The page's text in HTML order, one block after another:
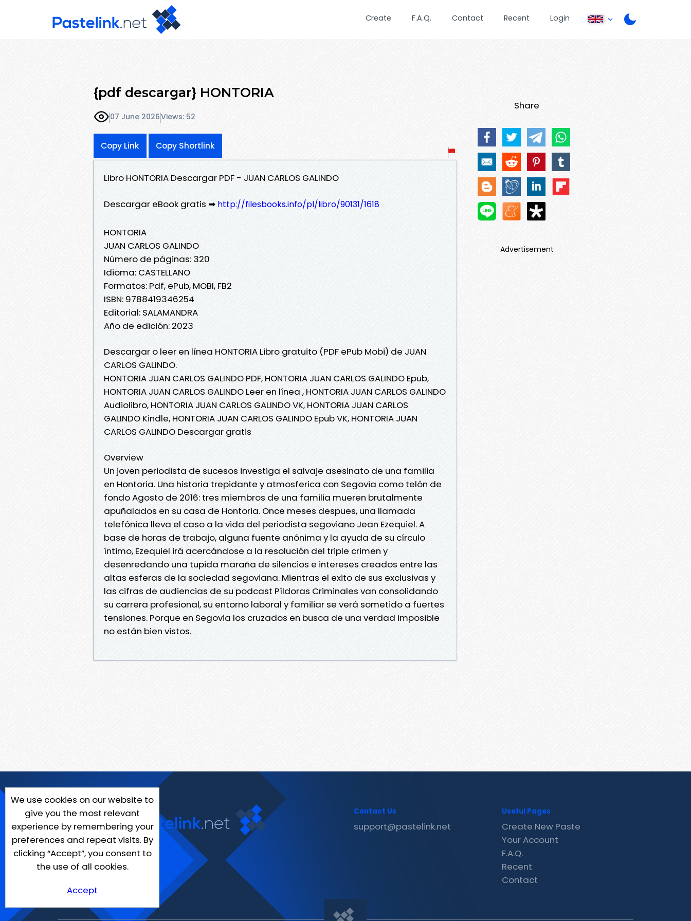
Create F.A.Q. Contact Recent Login
{pdf descargar} HONTORIA
07 June 2026Views: 52
Copy Link Copy Shortlink
Libro HONTORIA Descargar PDF - JUAN CARLOS GALINDO
Descargar eBook gratis ➡ http://filesbooks.info/pl/libro/90131/1618
HONTORIA
JUAN CARLOS GALINDO
Número de páginas: 320
Idioma: CASTELLANO
Formatos: Pdf, ePub, MOBI, FB2
ISBN: 9788419346254
Editorial: SALAMANDRA
Año de edición: 2023
Descargar o leer en línea HONTORIA Libro gratuito (PDF ePub Mobi) de JUAN
CARLOS GALINDO.
HONTORIA JUAN CARLOS GALINDO PDF, HONTORIA JUAN CARLOS GALINDO Epub,
HONTORIA JUAN CARLOS GALINDO Leer en línea , HONTORIA JUAN CARLOS GALINDO
Audiolibro, HONTORIA JUAN CARLOS GALINDO VK, HONTORIA JUAN CARLOS
GALINDO Kindle, HONTORIA JUAN CARLOS GALINDO Epub VK, HONTORIA JUAN
CARLOS GALINDO Descargar gratis
Overview
Un joven periodista de sucesos investiga el salvaje asesinato de una familia
en Hontoria. Una historia trepidante y atmosferica con Segovia como telón de
fondo Agosto de 2016: tres miembros de una familia mueren brutalmente
apuñalados en su casa de Hontoria. Once meses despues, una llamada
telefónica lleva el caso a la vida del periodista segoviano Jean Ezequiel. A
base de horas de trabajo, alguna fuente anónima y la ayuda de su círculo
íntimo, Ezequiel irá acercándose a la resolución del triple crimen y
desenredando una tupida maraña de silencios e intereses creados entre las
altas esferas de la sociedad segoviana. Mientras el exito de sus exclusivas y
las cifras de audiencias de su podcast Píldoras Criminales van consolidando
su carrera profesional, su entorno laboral y familiar se verá sometido a fuertes
tensiones. Porque en Segovia los cruzados en busca de una verdad imposible
no están bien vistos.
Share
Advertisement
We use cookies on our website to
give you the most relevant
experience by remembering your
preferences and repeat visits. By
clicking “Accept”, you consent to
the use of all cookies.
Accept
Contact Us
support@pastelink.net
Useful Pages
Create New Paste
Your Account
F.A.Q.
Recent
Contact